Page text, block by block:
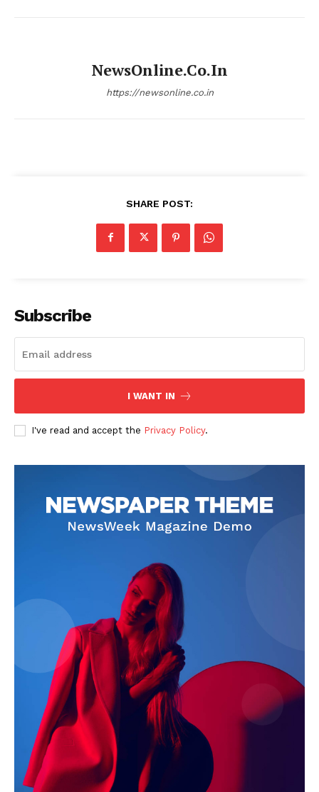
NewsOnline.co.in
https://newsonline.co.in
SHARE POST:
Subscribe
I WANT IN
I've read and accept the Privacy Policy.